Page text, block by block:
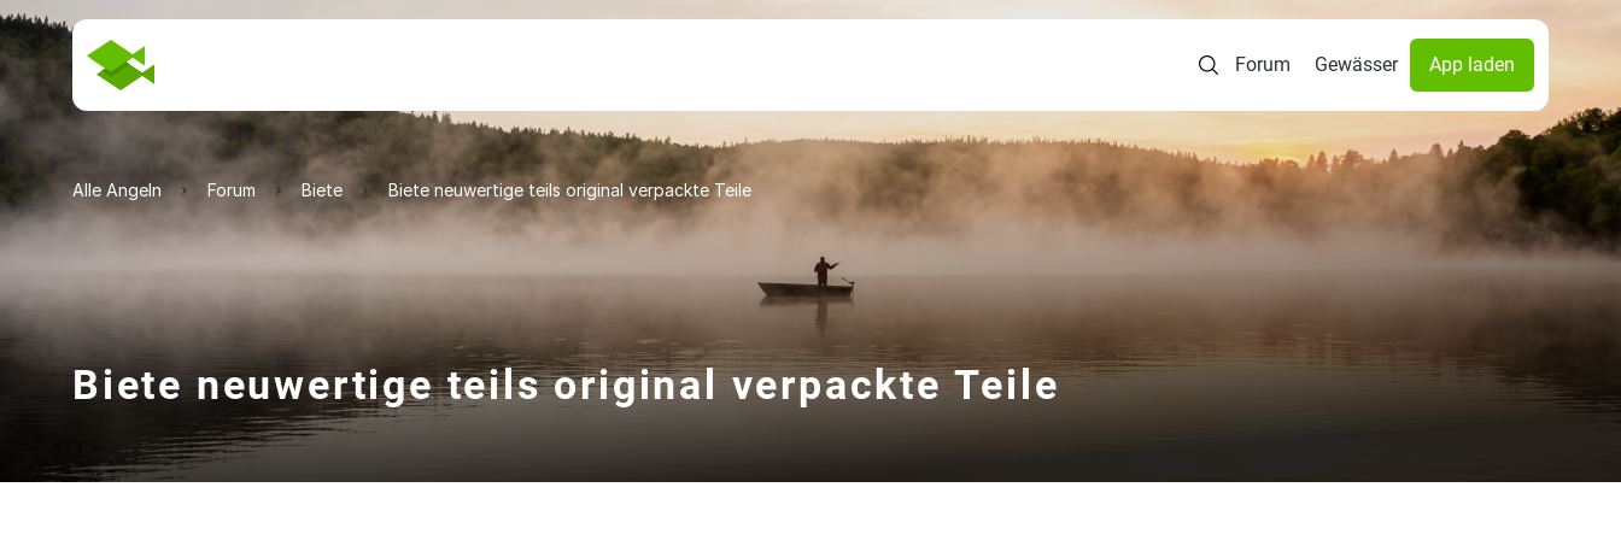
Forum Gewässer App laden
Alle Angeln Forum Biete Biete neuwertige teils original verpackte Teile
Biete neuwertige teils original verpackte Teile